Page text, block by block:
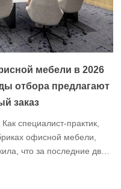
мебели в 2026
отбора предлагают
заказ
специалист-практик,
офисной мебели,
что за последние два
“можете ли вы купить